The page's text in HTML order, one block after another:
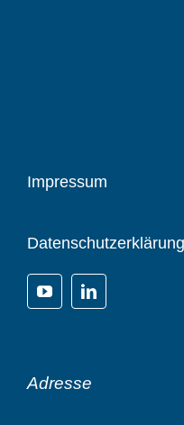
Impressum
Datenschutzerklärung
Adresse